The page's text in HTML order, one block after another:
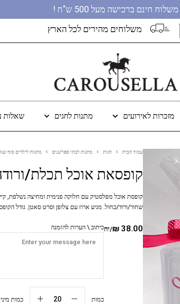
משלוח חינם ברכישה מעל 500 ש"ח !
משלוחים מהירים לכל הארץ
מזכרות לאירועים מתנות לחגים שאלות
עמוד הבית חנות מתנות לבתי ספר/גנים מתנות לילדים סוף
קופסאת אוכל תכלת/
₪ 38.00 /יחכיתוב \ הערות להזמנה
כמות כמות
קופסת אוכל מפלסטיק עם חלוקה פנימית ומחיצה נשלפת,
שחור/ורוד/כחול. מגיע ארוז עם צלופן וסרט סאטן. גודל הקופסא 14 ס"מ רוחב על 14 ס"מ